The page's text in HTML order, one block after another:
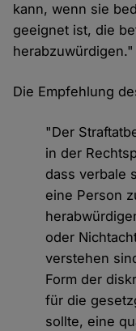
kann, wenn sie
geeignet ist, die
herabzuwürdigen."
Die Empfehlung
"Der
in der
dass verbale
eine Person
oder
verstehen
Form der
für die
sollte, eine